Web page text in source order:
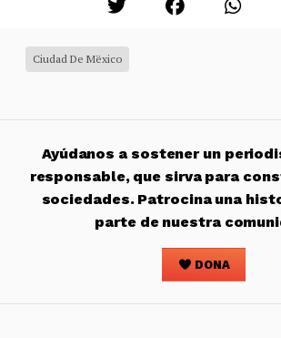
Ciudad De Mëxico
Ayúdanos a sostener un
responsable, que sirva para
sociedades. Patrocina una
parte de nuestra
DONA